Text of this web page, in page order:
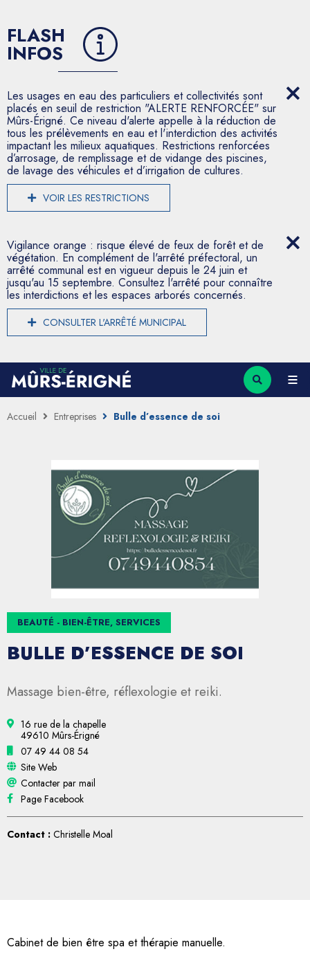
FLASH
INFOS
Les usages en eau des particuliers et collectivités sont
placés en seuil de restriction "ALERTE RENFORCÉE" sur
Mûrs-Érigné. Ce niveau d'alerte appelle à la réduction de
tous les prélèvements en eau et l'interdiction des activités
impactant les milieux aquatiques. Restrictions renforcées
d’arrosage, de remplissage et de vidange des piscines,
de lavage des véhicules et d’irrigation de cultures.
VOIR LES RESTRICTIONS
Vigilance orange : risque élevé de feux de forêt et de
végétation. En complément de l'arrêté préfectoral, un
arrêté communal est en vigueur depuis le 24 juin et
jusqu'au 15 septembre. Consultez l'arrêté pour connaître
les interdictions et les espaces arborés concernés.
CONSULTER L'ARRÊTÉ MUNICIPAL
Accueil Entreprises Bulle d’essence de soi
BEAUTÉ - BIEN-ÊTRE, SERVICES
BULLE D’ESSENCE DE SOI
Massage bien-être, réflexologie et reiki.
16 rue de la chapelle
49610 Mûrs-Érigné
07 49 44 08 54
Site Web
Contacter par mail
Page Facebook
Contact : Christelle Moal
Cabinet de bien être spa et thérapie manuelle.